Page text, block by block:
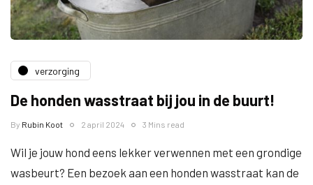
verzorging
De honden wasstraat bij jou in de buurt!
By Rubin Koot 2 april 2024 3 Mins read
Wil je jouw hond eens lekker verwennen met een grondige
wasbeurt? Een bezoek aan een honden wasstraat kan de